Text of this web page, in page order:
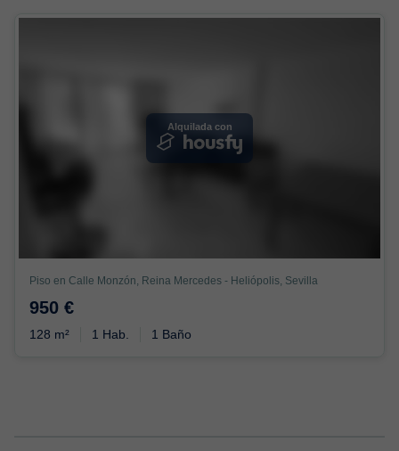
Alquilada con
Piso en Calle Monzón, Reina Mercedes - Heliópolis, Sevilla
950 €
128 m² 1 Hab. 1 Baño